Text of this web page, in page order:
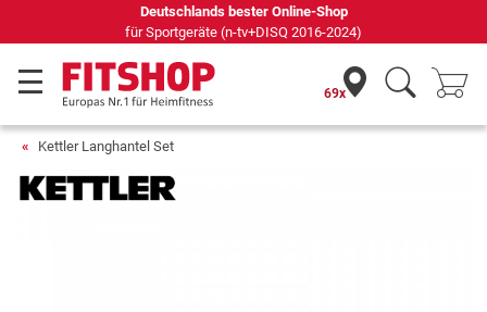
Deutschlands bester Online-Shop
für Sportgeräte (n-tv+DISQ 2016-2024)
69x
Kettler Langhantel Set